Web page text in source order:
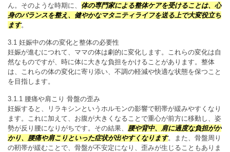
ん。そのような時期に、 体の専門家による整体ケアを受けることは、心
身のバランスを整え、健やかなマタニティライフを送る上で大変役立ち
ます。
3.1 妊娠中の体の変化と整体の必要性
妊娠が進むにつれて、ママの体は劇的に変化します。これらの変化は自
然なものですが、時に体に大きな負担をかけることがあります。整体
は、これらの体の変化に寄り添い、不調の軽減や快適な状態を保つこと
を目指します。
3.1.1 腰痛や肩こり 骨盤の歪み
妊娠すると、リラキシンというホルモンの影響で靭帯が緩みやすくなり
ます。これに加えて、お腹が大きくなることで重心が前方に移動し、姿
勢が反り腰になりがちです。その結果、 腰や背中、肩に過度な負担がか
かり、腰痛や肩こりといった症状が出やすくなります。また、骨盤周り
の靭帯が緩むことで、骨盤が不安定になり、歪みが生じることもありま